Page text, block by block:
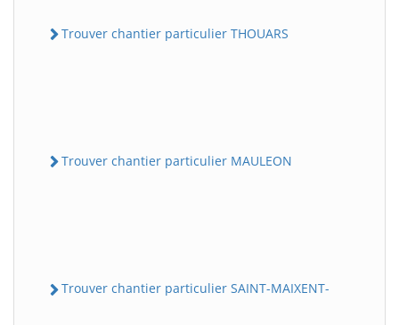
Trouver chantier particulier THOUARS
Trouver chantier particulier MAULEON
Trouver chantier particulier SAINT-MAIXENT-